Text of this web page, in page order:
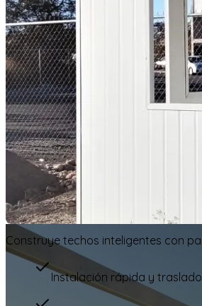
Construye techos inteligentes con
Instalación rápida y